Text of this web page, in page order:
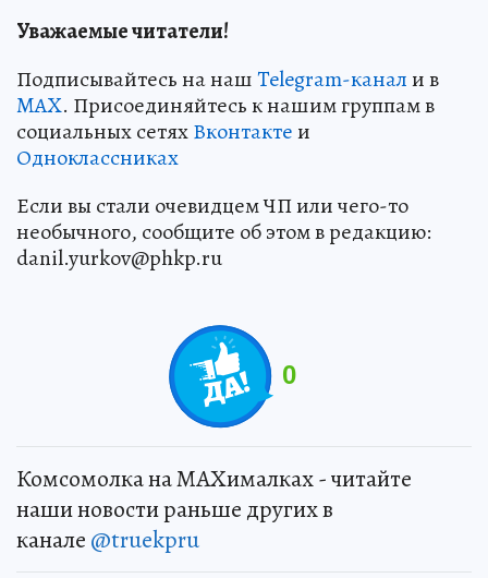
Уважаемые читатели!
Подписывайтесь на нашTelegram-канали в
MAX. Присоединяйтесь к нашим группам в
социальных сетяхВконтактеи
Одноклассниках
Если вы стали очевидцем ЧП или чего-то
необычного, сообщите об этом в редакцию:
danil.yurkov@phkp.ru
0
Комсомолка на MAXималках - читайте
наши новости раньше других в
канале @truekpru